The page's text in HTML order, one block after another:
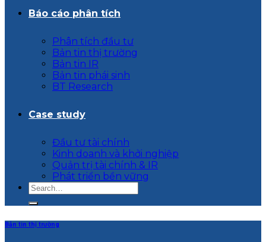
Báo cáo phân tích
Phân tích đầu tư
Bản tin thị trường
Bản tin IR
Bản tin phái sinh
BT Research
Case study
Đầu tư tài chính
Kinh doanh và khởi nghiệp
Quản trị tài chính & IR
Phát triển bền vững
Bản tin thị trường